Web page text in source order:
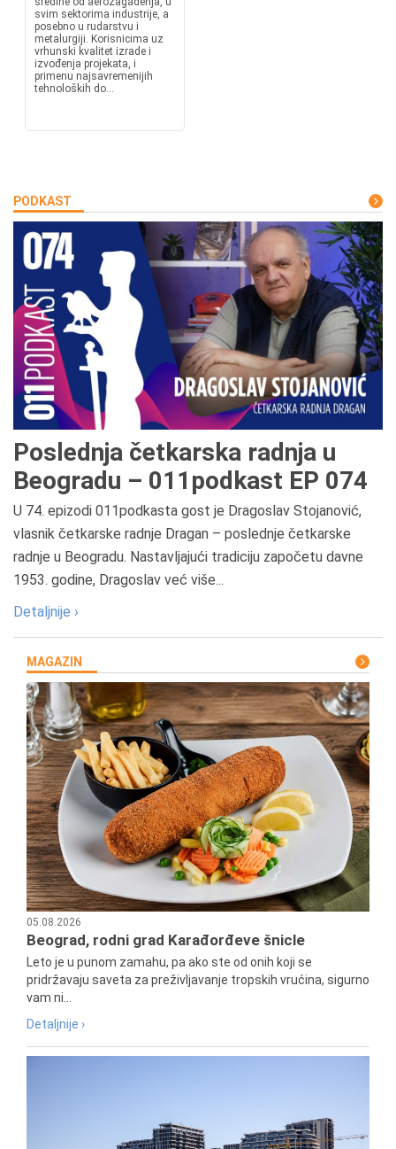
svim sektorima industrije, a
posebno u rudarstvu i
metalurgiji. Korisnicima uz
vrhunski kvalitet izrade i
izvođenja projekata, i
primenu najsavremenijih
tehnoloških do...
PODKAST
Poslednja četkarska radnja u
Beogradu – 011podkast EP 074
U 74. epizodi 011podkasta gost je Dragoslav Stojanović,
vlasnik četkarske radnje Dragan – poslednje četkarske
radnje u Beogradu. Nastavljajući tradiciju započetu davne
1953. godine, Dragoslav već više...
Detaljnije ›
MAGAZIN
05.08.2026
Beograd, rodni grad Karađorđeve šnicle
Leto je u punom zamahu, pa ako ste od onih koji se
pridržavaju saveta za preživljavanje tropskih vrućina, sigurno
vam ni...
Detaljnije ›